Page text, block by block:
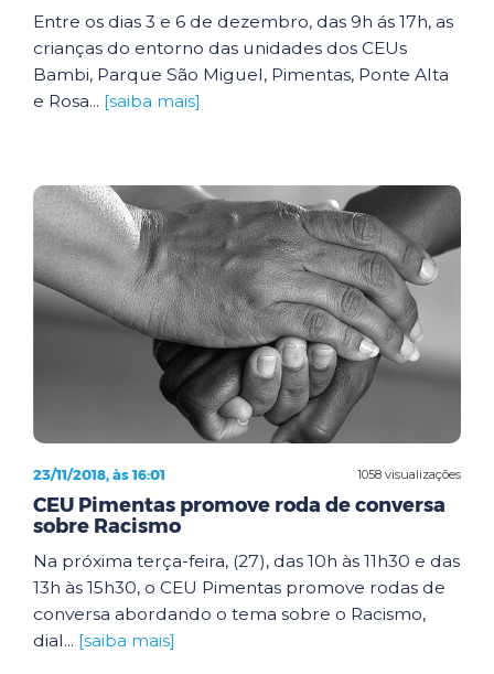
Entre os dias 3 e 6 de dezembro, das 9h ás 17h, as
crianças do entorno das unidades dos CEUs
Bambi, Parque São Miguel, Pimentas, Ponte Alta
e Rosa... [saiba mais]
1058 visualizações
23/11/2018, às 16:01
CEU Pimentas promove roda de conversa
sobre Racismo
Na próxima terça-feira, (27), das 10h às 11h30 e das
13h às 15h30, o CEU Pimentas promove rodas de
conversa abordando o tema sobre o Racismo,
dial... [saiba mais]